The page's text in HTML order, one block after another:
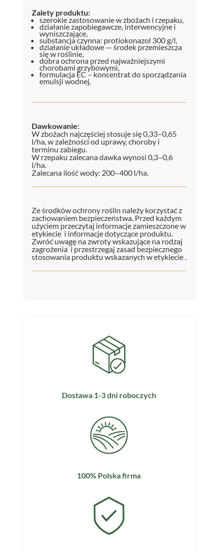
Zalety produktu:
szerokie zastosowanie w zbożach i rzepaku,
działanie zapobiegawcze, interwencyjne i
wyniszczające,
substancja czynna: protiokonazol 300 g/l,
działanie układowe — środek przemieszcza
się w roślinie,
dobra ochrona przed najważniejszymi
chorobami grzybowymi,
formulacja EC – koncentrat do sporządzania
emulsji wodnej.
Dawkowanie:
W zbożach najczęściej stosuje się 0,33–0,65
l/ha, w zależności od uprawy, choroby i
terminu zabiegu.
W rzepaku zalecana dawka wynosi 0,3–0,6
l/ha.
Zalecana ilość wody: 200–400 l/ha.
Ze środków ochrony roślin należy korzystać z
zachowaniem bezpieczeństwa. Przed każdym
użyciem przeczytaj informacje zamieszczone w
etykiecie i informacje dotyczące produktu.
Zwróć uwagę na zwroty wskazujące na rodzaj
zagrożenia i przestrzegaj zasad bezpiecznego
stosowania produktu wskazanych w etykiecie .
Dostawa 1-3 dni roboczych
100% Polska firma